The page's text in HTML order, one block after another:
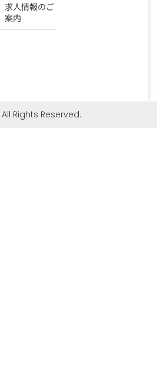
求人情報のご
案内
Rights Reserved.